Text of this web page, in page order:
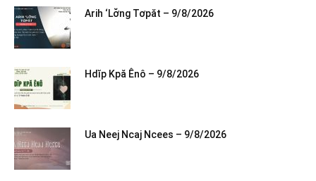
Arih ‘Lơ̆ng Tơpăt – 9/8/2026
Hdĭp Kpă Ênô – 9/8/2026
Ua Neej Ncaj Ncees – 9/8/2026